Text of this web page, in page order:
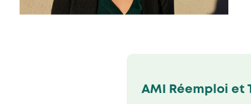
AMI Réemploi et